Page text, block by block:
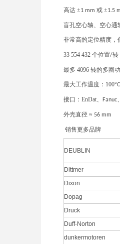
高达 ±1 mm 或 ±1.5
盲孔空心轴、空心通
非常高的定位精度，
33 554 432 个位置/转
最多 4096 转的多圈
最大工作温度： 100°C
接口： EnDat、 Fanuc
外壳直径 ≈ 56 mm
销售更多品牌
DEUBLIN
Dittmer
Dixon
Dopag
Druck
Duff-Norton
dunkermotoren